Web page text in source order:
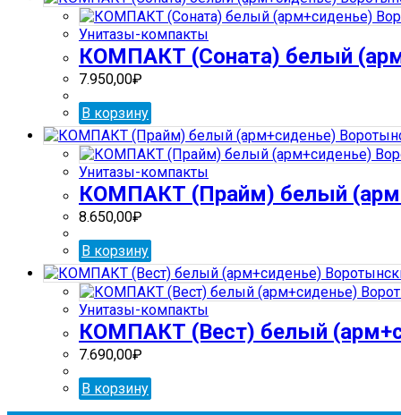
Унитазы-компакты
КОМПАКТ (Соната) белый
7.950,00₽
В корзину
Унитазы-компакты
КОМПАКТ (Прайм) белый
8.650,00₽
В корзину
Унитазы-компакты
КОМПАКТ (Вест) белый
7.690,00₽
В корзину